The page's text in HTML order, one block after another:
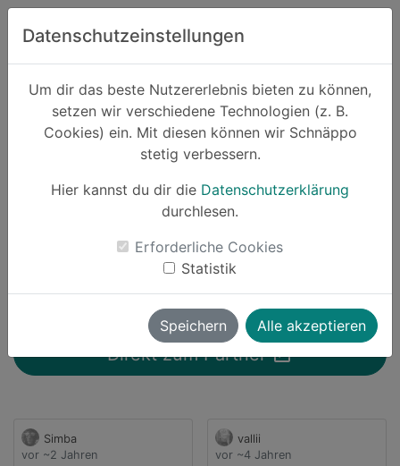
Zum Hauptinhalt springen
Datenschutzeinstellungen
Um dir das beste Nutzererlebnis bieten zu können,
setzen wir verschiedene Technologien (z. B.
Cookies) ein. Mit diesen können wir Schnäppo
stetig verbessern.
Hier kannst du dir die Datenschutzerklärung
durchlesen.
Erforderliche Cookies
Statistik
Speichern Alle akzeptieren
Suchen
Partner The Body Shop
Schnäppchen von The Body
Shop
Direkt zum Partnerlaunch
Simba
vor ~2 Jahren
vallii
vor ~4 Jahren